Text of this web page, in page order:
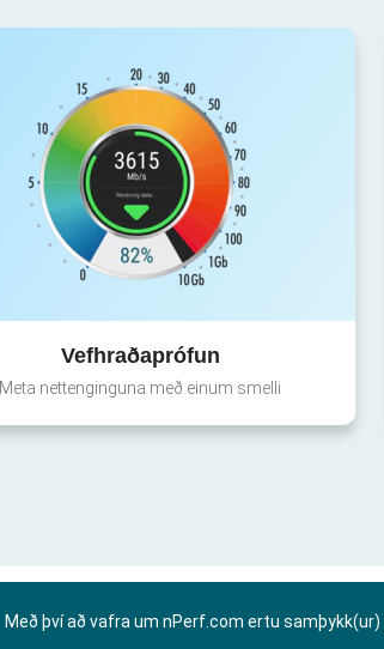
Vefhraðaprófun
Meta nettenginguna með einum smelli
Með því að vafra um nPerf.com ertu samþykk(ur)